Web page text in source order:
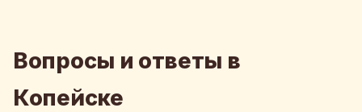
Вопросы и ответы в
Копейске